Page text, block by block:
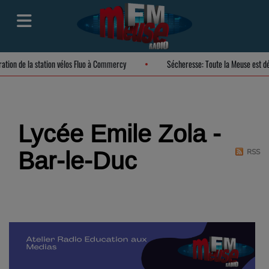
de la station vélos Fluo à Commercy Sécheresse: Toute la Meuse
Lycée Emile Zola -
Bar-le-Duc
RSS